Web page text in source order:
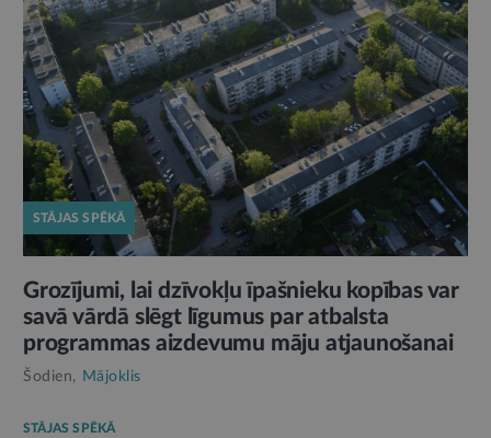
STĀJAS SPĒKĀ
Grozījumi, lai dzīvokļu īpašnieku kopības var
savā vārdā slēgt līgumus par atbalsta
programmas aizdevumu māju atjaunošanai
Šodien, Mājoklis
STĀJAS SPĒKĀ